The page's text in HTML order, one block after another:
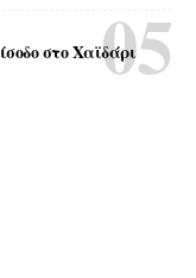
στο Χαϊδάρι